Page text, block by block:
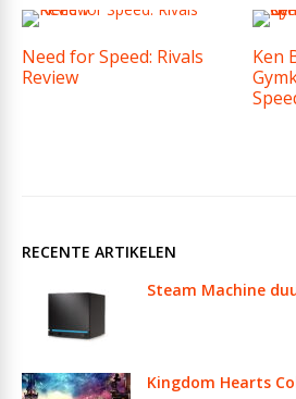
Need for Speed: Rivals
Review
Ken
RECENTE ARTIKELEN
Steam Machine
Kingdom Hearts